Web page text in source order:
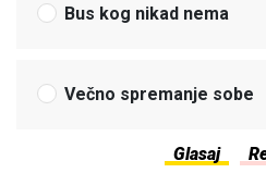
Bus kog nikad nema
Večno spremanje sobe